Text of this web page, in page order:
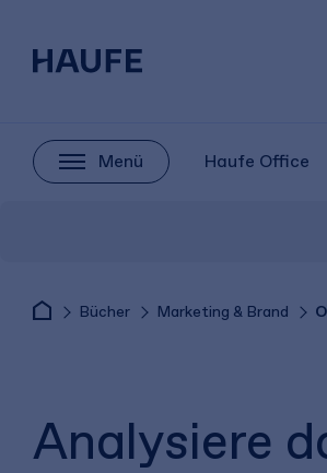
Menü Haufe Office
Bücher Marketing & Brand
Analysiere